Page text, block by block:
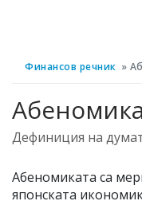
Финансов речник
Абеномика
Дефиниция на
Абеномиката са
японската